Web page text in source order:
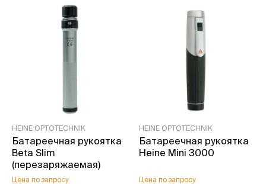
HEINE OPTOTECHNIK
Батареечная рукоятка
Beta Slim
(перезаряжаемая)
Цена по запросу
HEINE OPTOTECHNIK
Батареечная рукоятка
Heine Mini 3000
Цена по запросу